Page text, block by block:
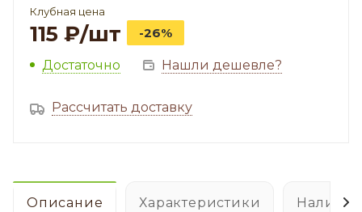
Клубная цена
115 ₽/шт -26%
Достаточно Нашли дешевле?
Рассчитать доставку
Описание Характеристики